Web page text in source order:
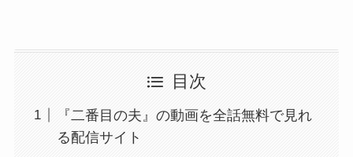
目次
『二番目の夫』の動画を全話無料で見れ
る配信サイト